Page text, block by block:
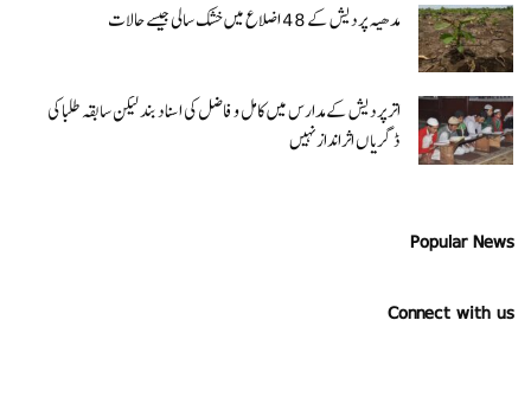
مدھیہ پردیش کے 48 اضلاع میں خشک سالی جیسے حالات
اتر پردیش کےمدارس میں کامل و فاضل کی اسناد بند لیکن سابقہ طلبا کی
ڈگریا ں اثرانداز نہیں
Popular News
Connect with us